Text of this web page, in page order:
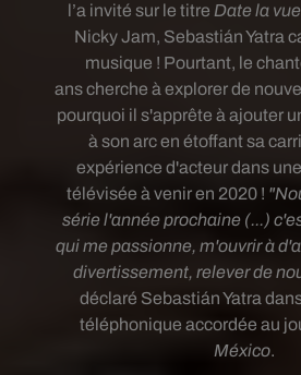
l’a invité sur le titre Date la
Nicky Jam, Sebastián Yatra
musique ! Pourtant, le
anscherche à explorer de
pourquoi il s'apprête à ajouter
à son arc en étoffant sa
expérience d'acteur dans
télévisée à venir en 2020 !
série l'année prochaine (...) c
qui me passionne, m'ouvrir à
divertissement, relever de
déclaré Sebastián Yatra
téléphonique accordée au
México.